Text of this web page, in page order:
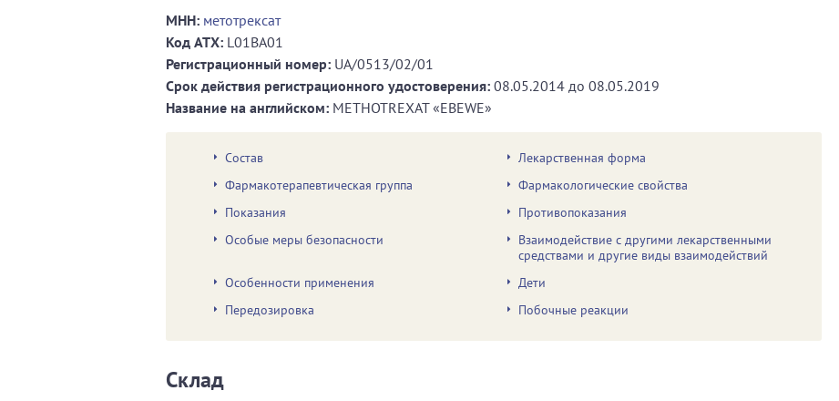
МНН: метотрексат
Код ATХ: L01BA01
Регистрационный номер: UA/0513/02/01
Срок действия регистрационного удостоверения: 08.05.2014 до 08.05.2019
Название на английском: МЕTHOTREXAT «EBEWE»
Состав
Лекарственная форма
Фармакотерапевтическая группа
Фармакологические свойства
Показания
Противопоказания
Особые меры безопасности
Взаимодействие с другими лекарственными
средствами и другие виды взаимодействий
Особенности применения
Дети
Передозировка
Побочные реакции
Склад